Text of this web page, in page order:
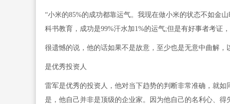
“小米的85%的成功都靠运气。我现在做小米的状态不如金
科书教育，成功是99%汗水加1%的运气;但是有好事者考证
很遗憾的说，他的话如果不是故意，至少也是无意中曲解，
是优秀投资人
雷军是优秀的投资人，他对当下趋势的判断非常准确，就
是，他自己并非是顶级的企业家。因为他自己的名利心、得